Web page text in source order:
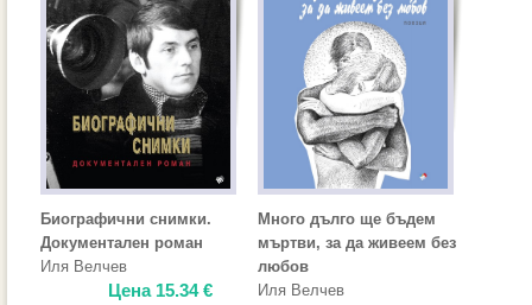
Биографични снимки.
Документален роман
Иля Велчев
Цена 15.34€
Много дълго ще бъдем
мъртви, за да живеем без
любов
Иля Велчев